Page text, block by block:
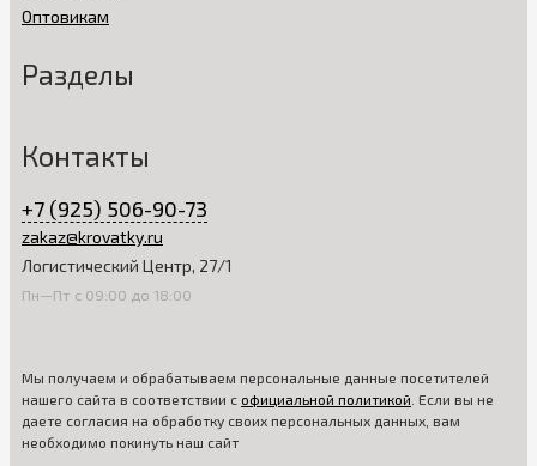
Оптовикам
Разделы
Контакты
+7 (925) 506-90-73
zakaz@krovatky.ru
Логистический Центр, 27/1
Пн—Пт с 09:00 до 18:00
Мы получаем и обрабатываем персональные данные посетителей
нашего сайта в соответствии с официальной политикой . Если вы не
даете согласия на обработку своих персональных данных, вам
необходимо покинуть наш сайт